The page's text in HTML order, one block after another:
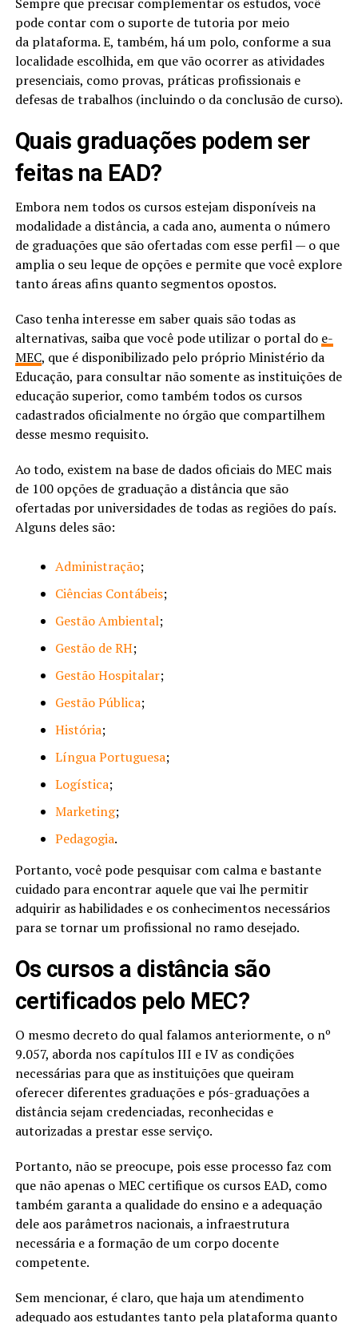
pode contar com o suporte de tutoria por meio
da plataforma. E, também, há um polo, conforme a sua
localidade escolhida, em que vão ocorrer as atividades
presenciais, como provas, práticas profissionais e
defesas de trabalhos (incluindo o da conclusão de curso).
Quais graduações podem ser
feitas na EAD?
Embora nem todos os cursos estejam disponíveis na
modalidade a distância, a cada ano, aumenta o número
de graduações que são ofertadas com esse perfil — o que
amplia o seu leque de opções e permite que você explore
tanto áreas afins quanto segmentos opostos.
Caso tenha interesse em saber quais são todas as
alternativas, saiba que você pode utilizar o portal do e-
MEC, que é disponibilizado pelo próprio Ministério da
Educação, para consultar não somente as instituições de
educação superior, como também todos os cursos
cadastrados oficialmente no órgão que compartilhem
desse mesmo requisito.
Ao todo, existem na base de dados oficiais do MEC mais
de 100 opções de graduação a distância que são
ofertadas por universidades de todas as regiões do país.
Alguns deles são:
Administração;
Ciências Contábeis;
Gestão Ambiental;
Gestão de RH;
Gestão Hospitalar;
Gestão Pública;
História;
Língua Portuguesa;
Logística;
Marketing;
Pedagogia.
Portanto, você pode pesquisar com calma e bastante
cuidado para encontrar aquele que vai lhe permitir
adquirir as habilidades e os conhecimentos necessários
para se tornar um profissional no ramo desejado.
Os cursos a distância são
certificados pelo MEC?
O mesmo decreto do qual falamos anteriormente, o nº
9.057, aborda nos capítulos III e IV as condições
necessárias para que as instituições que queiram
oferecer diferentes graduações e pós-graduações a
distância sejam credenciadas, reconhecidas e
autorizadas a prestar esse serviço.
Portanto, não se preocupe, pois esse processo faz com
que não apenas o MEC certifique os cursos EAD, como
também garanta a qualidade do ensino e a adequação
dele aos parâmetros nacionais, a infraestrutura
necessária e a formação de um corpo docente
competente.
Sem mencionar, é claro, que haja um atendimento
adequado aos estudantes tanto pela plataforma quanto